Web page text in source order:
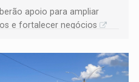
apoio para ampliar
e fortalecer negócios